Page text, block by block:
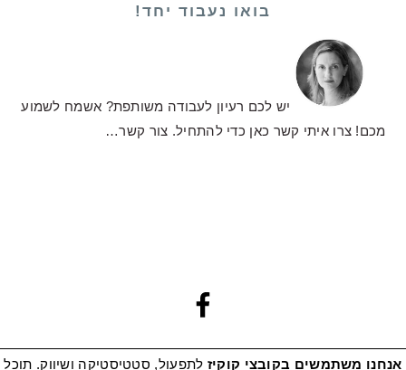
בואו נעבוד יחד!
יש לכם רעיון לעבודה משותפת? אשמח לשמוע
מכם! צרו איתי קשר כאן כדי להתחיל. צור קשר…
אנחנו משתמשים בקובצי קוקיז לתפעול, סטטיסטיקה ושיווק. תוכל